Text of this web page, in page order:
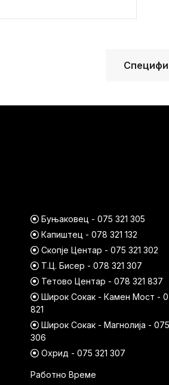
Буњаковец - 075 321 305
Капиштец - 078 321 132
Скопје Центар - 075 321 302
Т.Ц. Бисер - 078 321 307
Тетово Центар - 078 321 837
Широк Сокак - Камен Мост -
821
Широк Сокак - Магнолија - 075
306
Охрид - 075 321 307
Работно Време